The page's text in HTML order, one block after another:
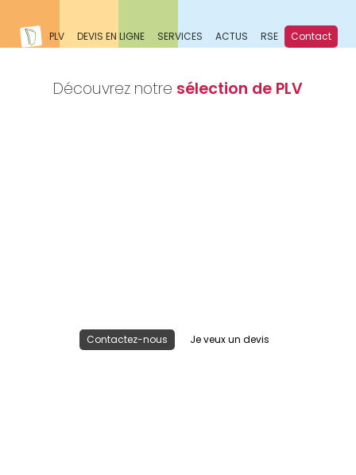
PLV DEVIS EN LIGNE SERVICES ACTUS RSE Contact
Découvrez notre sélection de PLV
Contactez-nous Je veux un devis